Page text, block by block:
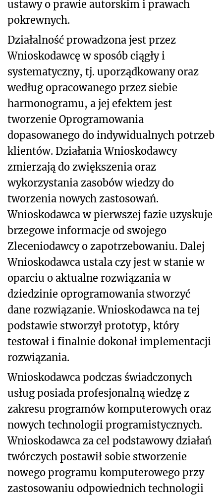
ustawy o prawie autorskim i prawach
pokrewnych.
Działalność prowadzona jest przez
Wnioskodawcę w sposób ciągły i
systematyczny, tj. uporządkowany oraz
według opracowanego przez siebie
harmonogramu, a jej efektem jest
tworzenie Oprogramowania
dopasowanego do indywidualnych potrzeb
klientów. Działania Wnioskodawcy
zmierzają do zwiększenia oraz
wykorzystania zasobów wiedzy do
tworzenia nowych zastosowań.
Wnioskodawca w pierwszej fazie uzyskuje
brzegowe informacje od swojego
Zleceniodawcy o zapotrzebowaniu. Dalej
Wnioskodawca ustala czy jest w stanie w
oparciu o aktualne rozwiązania w
dziedzinie oprogramowania stworzyć
dane rozwiązanie. Wnioskodawca na tej
podstawie stworzył prototyp, który
testował i finalnie dokonał implementacji
rozwiązania.
Wnioskodawca podczas świadczonych
usług posiada profesjonalną wiedzę z
zakresu programów komputerowych oraz
nowych technologii programistycznych.
Wnioskodawca za cel podstawowy działań
twórczych postawił sobie stworzenie
nowego programu komputerowego przy
zastosowaniu odpowiednich technologii